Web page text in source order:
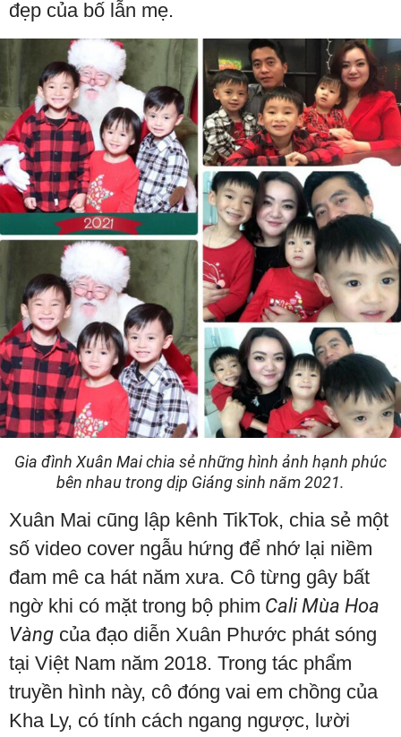
đẹp của bố lẫn mẹ.
Gia đình Xuân Mai chia sẻ những hình ảnh hạnh phúc
bên nhau trong dịp Giáng sinh năm 2021.
Xuân Mai cũng lập kênh TikTok, chia sẻ một
số video cover ngẫu hứng để nhớ lại niềm
đam mê ca hát năm xưa. Cô từng gây bất
ngờ khi có mặt trong bộ phim Cali Mùa Hoa
Vàng của đạo diễn Xuân Phước phát sóng
tại Việt Nam năm 2018. Trong tác phẩm
truyền hình này, cô đóng vai em chồng của
Kha Ly, có tính cách ngang ngược, lười